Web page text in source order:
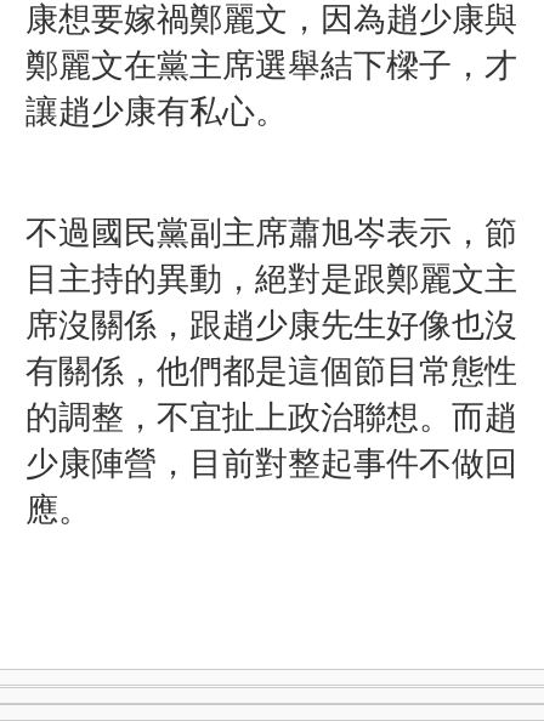
康想要嫁禍鄭麗文，因為趙少康與
鄭麗文在黨主席選舉結下樑子，才
讓趙少康有私心。
不過國民黨副主席蕭旭岑表示，節
目主持的異動，絕對是跟鄭麗文主
席沒關係，跟趙少康先生好像也沒
有關係，他們都是這個節目常態性
的調整，不宜扯上政治聯想。而趙
少康陣營，目前對整起事件不做回
應。